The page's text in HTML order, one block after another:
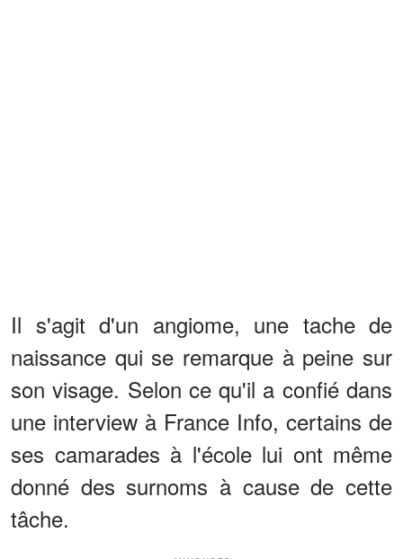
Il s'agit d'un angiome, une tache de
naissance qui se remarque à peine sur
son visage. Selon ce qu'il a confié dans
une interview à France Info, certains de
ses camarades à l'école lui ont même
donné des surnoms à cause de cette
tâche.